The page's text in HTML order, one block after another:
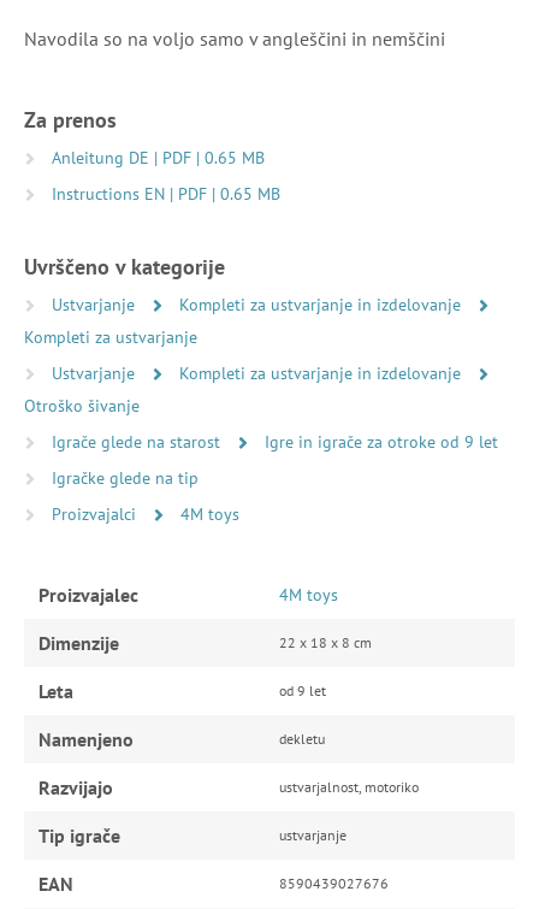
Navodila so na voljo samo v angleščini in nemščini
Za prenos
Anleitung DE | PDF | 0.65 MB
Instructions EN | PDF | 0.65 MB
Uvrščeno v kategorije
Ustvarjanje
Kompleti za ustvarjanje in izdelovanje
Kompleti za ustvarjanje
Ustvarjanje
Kompleti za ustvarjanje in izdelovanje
Otroško šivanje
Igrače glede na starost
Igre in igrače za otroke od 9 let
Igračke glede na tip
Proizvajalci
4M toys
Proizvajalec 4M toys
Dimenzije 22 x 18 x 8 cm
Leta od 9 let
Namenjeno dekletu
Razvijajo ustvarjalnost, motoriko
Tip igrače ustvarjanje
EAN 8590439027676